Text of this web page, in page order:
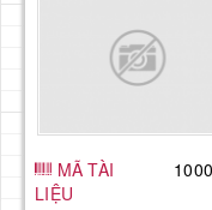
MÃ TÀI
LIỆU